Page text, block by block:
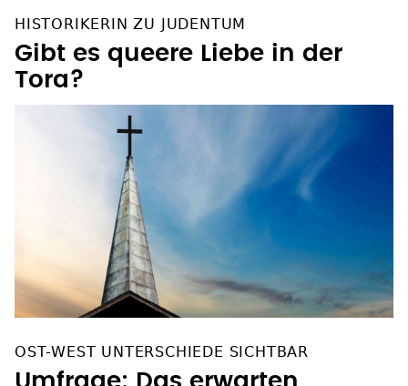
HISTORIKERIN ZU JUDENTUM
Gibt es queere Liebe in der
OST-WEST UNTERSCHIEDE SICHTBAR